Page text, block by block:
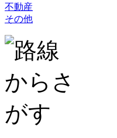
不動産
その他